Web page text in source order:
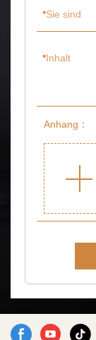
Sie sind
Inhalt
Anhang：